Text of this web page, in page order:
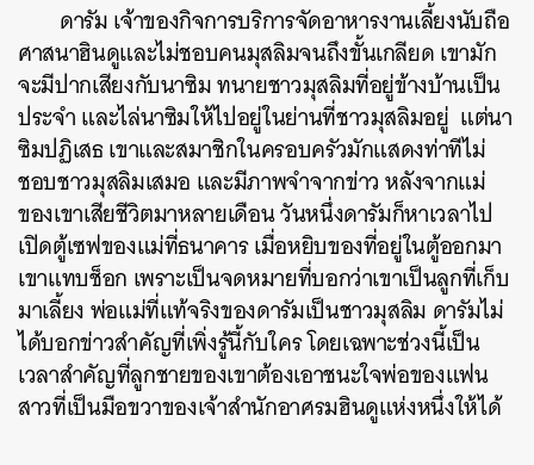
ดารัม เจ้าของกิจการบริการจัดอาหารงานเลี้ยงนับถือ
ศาสนาฮินดูและไม่ชอบคนมุสลิมจนถึงขั้นเกลียด เขามัก
จะมีปากเสียงกับนาซิม ทนายชาวมุสลิมที่อยู่ข้างบ้านเป็น
ประจำ และไล่นาซิมให้ไปอยู่ในย่านที่ชาวมุสลิมอยู่ แต่นา
ซิมปฏิเสธ เขาและสมาชิกในครอบครัวมักแสดงท่าทีไม่
ชอบชาวมุสลิมเสมอ และมีภาพจำจากข่าว หลังจากแม่
ของเขาเสียชีวิตมาหลายเดือน วันหนึ่งดารัมก็หาเวลาไป
เปิดตู้เซฟของแม่ที่ธนาคาร เมื่อหยิบของที่อยู่ในตู้ออกมา
เขาแทบช็อก เพราะเป็นจดหมายที่บอกว่าเขาเป็นลูกที่เก็บ
มาเลี้ยง พ่อแม่ที่แท้จริงของดารัมเป็นชาวมุสลิม ดารัมไม่
ได้บอกข่าวสำคัญที่เพิ่งรู้นี้กับใคร โดยเฉพาะช่วงนี้เป็น
เวลาสำคัญที่ลูกชายของเขาต้องเอาชนะใจพ่อของแฟน
สาวที่เป็นมือขวาของเจ้าสำนักอาศรมฮินดูแห่งหนึ่งให้ได้